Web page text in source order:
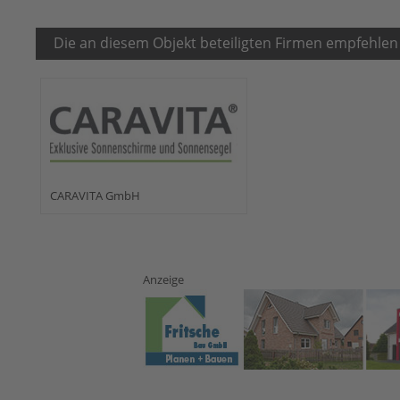
Die an diesem Objekt beteiligten Firmen
CARAVITA GmbH
Anzeige